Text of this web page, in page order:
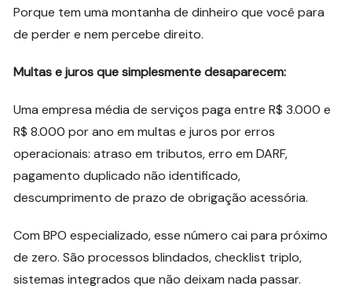
Porque tem uma montanha de dinheiro que você para
de perder e nem percebe direito.
Multas e juros que simplesmente desaparecem:
Uma empresa média de serviços paga entre R$ 3.000 e
R$ 8.000 por ano em multas e juros por erros
operacionais: atraso em tributos, erro em DARF,
pagamento duplicado não identificado,
descumprimento de prazo de obrigação acessória.
Com BPO especializado, esse número cai para próximo
de zero. São processos blindados, checklist triplo,
sistemas integrados que não deixam nada passar.